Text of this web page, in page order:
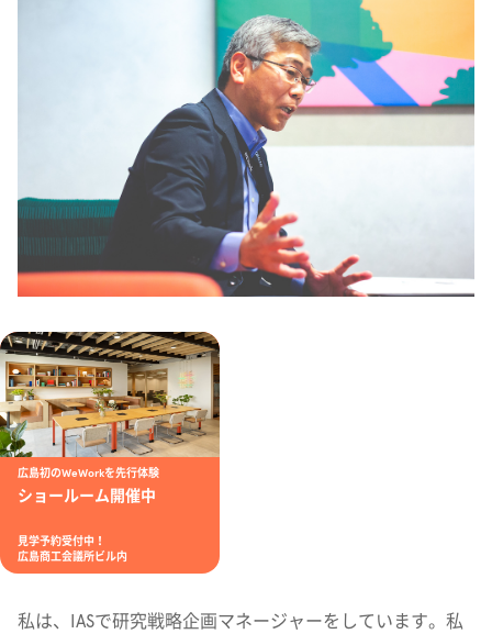
広島初のWeWorkを先行体験
ショールーム開催中
見学予約受付中！
広島商工会議所ビル内
私は、IASで研究戦略企画マネージャーをしています。私